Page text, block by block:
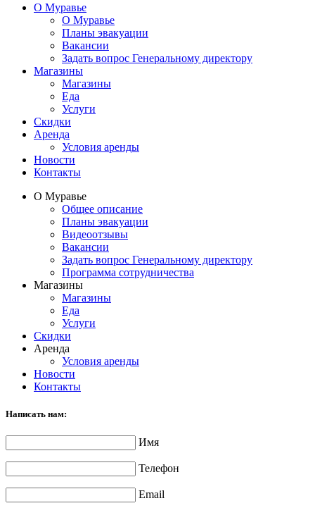
О Муравье
О Муравье
Планы эвакуации
Вакансии
Задать вопрос Генеральному директору
Магазины
Магазины
Еда
Услуги
Скидки
Аренда
Условия аренды
Новости
Контакты
О Муравье
Общее описание
Планы эвакуации
Видеоотзывы
Вакансии
Задать вопрос Генеральному директору
Программа сотрудничества
Магазины
Магазины
Еда
Услуги
Скидки
Аренда
Условия аренды
Новости
Контакты
Написать нам:
Имя
Телефон
Email